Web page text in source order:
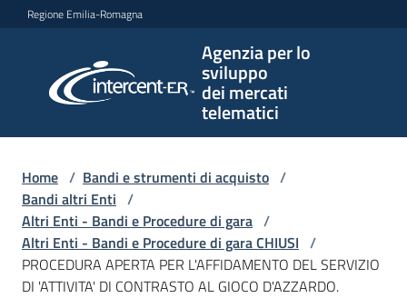
Vai al contenuto
Vai alla navigazione
Vai al footer
Regione Emilia-Romagna
Agenzia per lo
sviluppo
dei mercati
telematici
per lo
sviluppo
telematici
L'Agenzia
Home / Bandi e strumenti di acquisto /
Bandi altri Enti /
Altri Enti - Bandi e Procedure di gara /
Altri Enti - Bandi e Procedure di gara CHIUSI /
PROCEDURA APERTA PER L'AFFIDAMENTO DEL SERVIZIO
DI 'ATTIVITA' DI CONTRASTO AL GIOCO D'AZZARDO.